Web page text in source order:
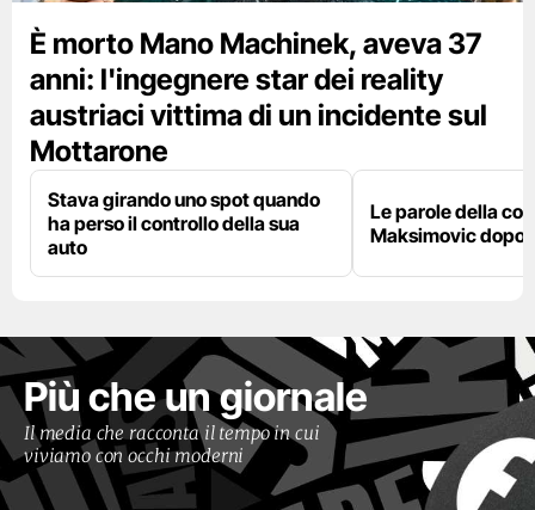
È morto Mano Machinek, aveva 37
anni: l'ingegnere star dei reality
austriaci vittima di un incidente sul
Mottarone
Stava girando uno spot quando
ha perso il controllo della sua
auto
Le parole della
Maksimovic dopo
Più che un giornale
Il media che racconta il tempo in cui
viviamo con occhi moderni